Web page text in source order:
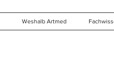
Weshalb Artmed